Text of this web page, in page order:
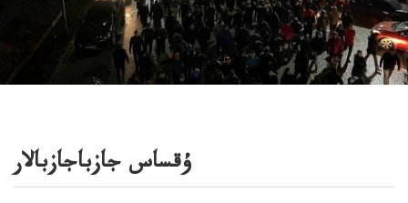
ۇقساس جازباجازبالار